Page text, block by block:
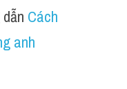
Cách
anh